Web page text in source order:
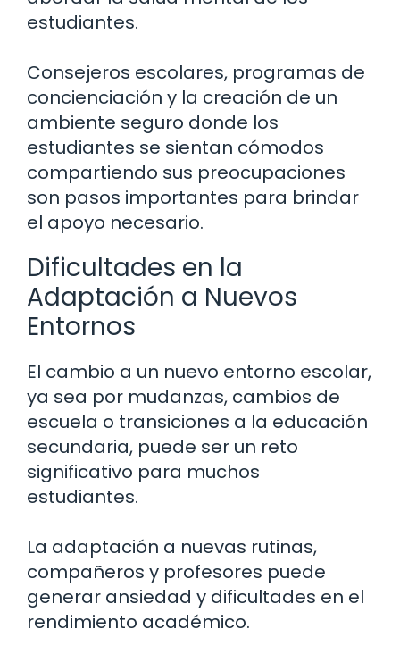
estudiantes.
Consejeros escolares, programas de
concienciación y la creación de un
ambiente seguro donde los
estudiantes se sientan cómodos
compartiendo sus preocupaciones
son pasos importantes para brindar
el apoyo necesario.
Dificultades en la
Adaptación a Nuevos
Entornos
El cambio a un nuevo entorno escolar,
ya sea por mudanzas, cambios de
escuela o transiciones a la educación
secundaria, puede ser un reto
significativo para muchos
estudiantes.
La adaptación a nuevas rutinas,
compañeros y profesores puede
generar ansiedad y dificultades en el
rendimiento académico.